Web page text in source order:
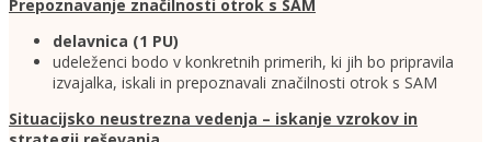
Prepoznavanje značilnosti otrok s SAM
delavnica (1 PU)
udeleženci bodo v konkretnih primerih, ki jih bo pripravila
izvajalka, iskali in prepoznavali značilnosti otrok s SAM
Situacijsko neustrezna vedenja – iskanje vzrokov in